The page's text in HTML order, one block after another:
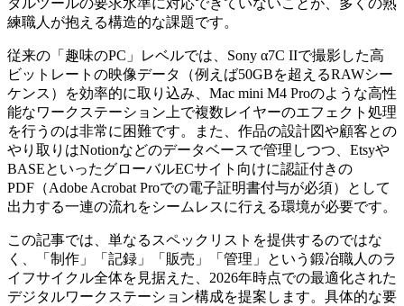
練職人が抱える構造的な課題です。
従来の「趣味のPC」レベルでは、Sony α7C IIで撮影した高
ビットレートの映像データ（例えば50GBを超えるRAWシー
ケンス）を効率的に取り込み、Mac mini M4 Proのような高性
能なワークステーション上で複数レイヤーのエフェクト処理
を行うのは非常に困難です。また、作品の設計図や顧客との
やり取りはNotionなどのデータベースで管理しつつ、Etsyや
BASEといったグローバルECサイト向けに認証付きの
PDF（Adobe Acrobat Proでの電子証明書付与が必須）として
出力する一連の流れをシームレスに行える環境が必要です。
この記事では、単なるスペックリストを提供するのではな
く、「制作」「記録」「販売」「管理」という鍛冶職人のラ
イフサイクル全体を見据えた、2026年時点での最適化された
デジタルワークステーション構成を提案します。具体的な要